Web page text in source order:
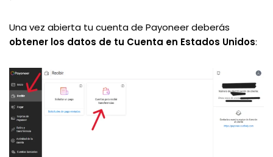
Una vez abierta tu cuenta de Payoneer deberás
obtener los datos de tu Cuenta en Estados Unidos: